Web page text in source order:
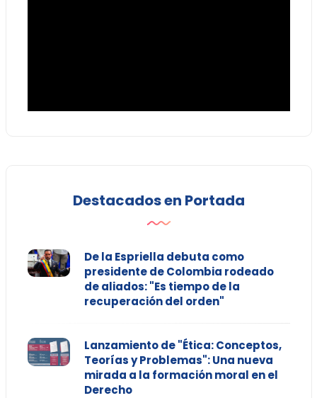
Destacados en Portada
De la Espriella debuta como
presidente de Colombia rodeado
de aliados: "Es tiempo de la
recuperación del orden"
Lanzamiento de "Ética: Conceptos,
Teorías y Problemas": Una nueva
mirada a la formación moral en el
Derecho